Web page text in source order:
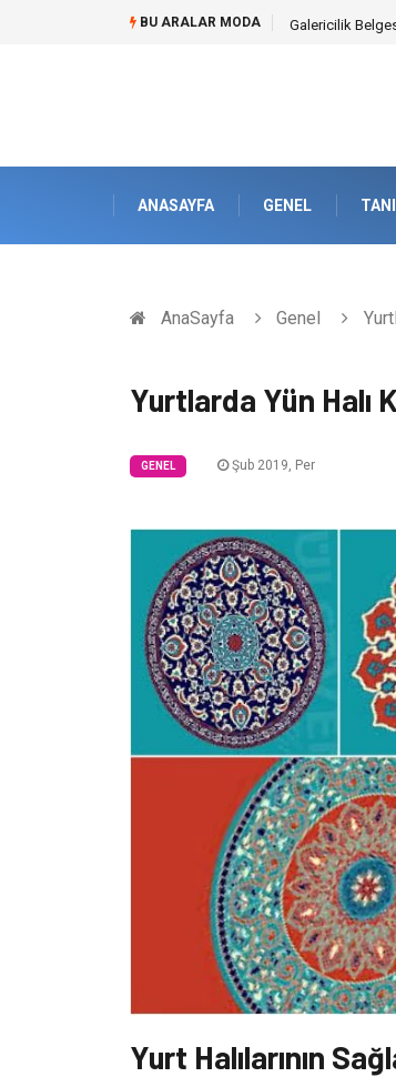
BU ARALAR MODA Doküman
ANASAYFA GENEL
AnaSayfa Genel
Yurtlarda Yün Halı
GENEL Şub 2019, Per
Yurt Halılarının